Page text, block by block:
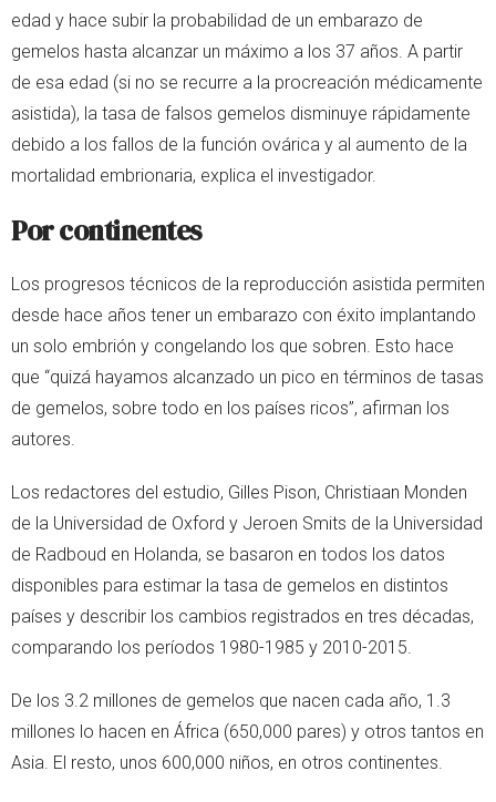
edad y hace subir la probabilidad de un embarazo de
gemelos hasta alcanzar un máximo a los 37 años. A partir
de esa edad (si no se recurre a la procreación médicamente
asistida), la tasa de falsos gemelos disminuye rápidamente
debido a los fallos de la función ovárica y al aumento de la
mortalidad embrionaria, explica el investigador.
Por continentes
Los progresos técnicos de la reproducción asistida permiten
desde hace años tener un embarazo con éxito implantando
un solo embrión y congelando los que sobren. Esto hace
que “quizá hayamos alcanzado un pico en términos de tasas
de gemelos, sobre todo en los países ricos”, afirman los
autores.
Los redactores del estudio, Gilles Pison, Christiaan Monden
de la Universidad de Oxford y Jeroen Smits de la Universidad
de Radboud en Holanda, se basaron en todos los datos
disponibles para estimar la tasa de gemelos en distintos
países y describir los cambios registrados en tres décadas,
comparando los períodos 1980-1985 y 2010-2015.
De los 3.2 millones de gemelos que nacen cada año, 1.3
millones lo hacen en África (650,000 pares) y otros tantos en
Asia. El resto, unos 600,000 niños, en otros continentes.